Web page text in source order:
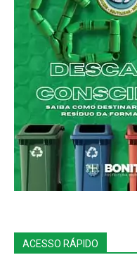
ACESSO RÁPIDO